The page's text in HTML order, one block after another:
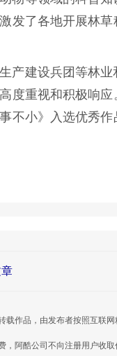
发了各地开展林
产建设兵团等林
度重视和积极响
不小》入选优秀
作品，由发布者按照互联
阿酷公司不向注册用户收取